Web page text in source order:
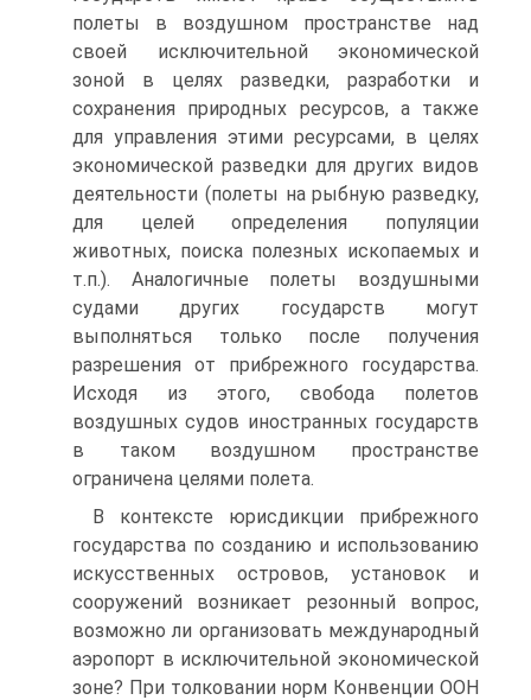
полеты в воздушном пространстве над
своей исключительной экономической
зоной в целях разведки, разработки и
сохранения природных ресурсов, а также
для управления этими ресурсами, в целях
экономической разведки для других видов
деятельности (полеты на рыбную разведку,
для целей определения популяции
животных, поиска полезных ископаемых и
т.п.). Аналогичные полеты воздушными
судами других государств могут
выполняться только после получения
разрешения от прибрежного государства.
Исходя из этого, свобода полетов
воздушных судов иностранных государств
в таком воздушном пространстве
ограничена целями полета.
В контексте юрисдикции прибрежного
государства по созданию и использованию
искусственных островов, установок и
сооружений возникает резонный вопрос,
возможно ли организовать международный
аэропорт в исключительной экономической
зоне? При толковании норм Конвенции ООН